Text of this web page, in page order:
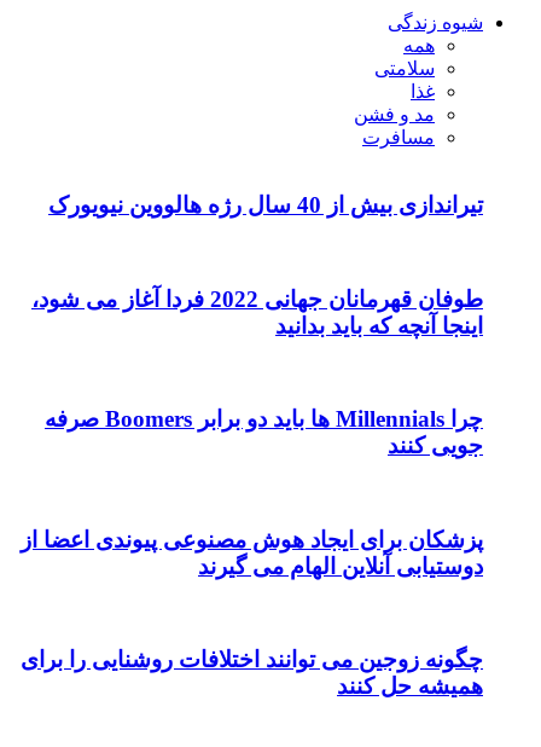
شیوه زندگی
همه
سلامتی
غذا
مد و فشن
مسافرت
تیراندازی بیش از 40 سال رژه هالووین نیویورک
طوفان قهرمانان جهانی 2022 فردا آغاز می شود،
اینجا آنچه که باید بدانید
چرا Millennials ها باید دو برابر Boomers صرفه
جویی کنند
پزشکان برای ایجاد هوش مصنوعی پیوندی اعضا از
دوستیابی آنلاین الهام می گیرند
چگونه زوجین می توانند اختلافات روشنایی را برای
همیشه حل کنند